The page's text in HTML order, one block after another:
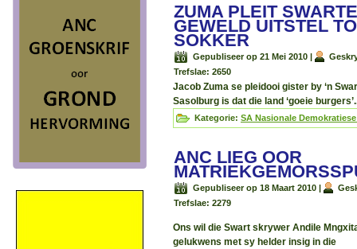
ZUMA PLEIT
GEWELD UITSTEL
SOKKER
Gepubliseer op 21 Mei 2010 |
Trefslae: 2650
Jacob Zuma se pleidooi gister by ‘n
Sasolburg is dat die land ‘goeie
Kategorie: SA Nasionale
ANC LIEG OOR
Gepubliseer op 18 Maart 2010 |
Trefslae: 2279
Ons wil die Swart skrywer Andile
gelukwens met sy helder insig in die